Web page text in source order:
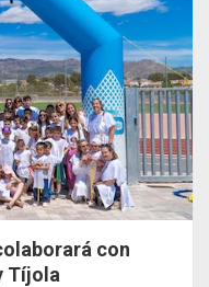
con
Tíjola